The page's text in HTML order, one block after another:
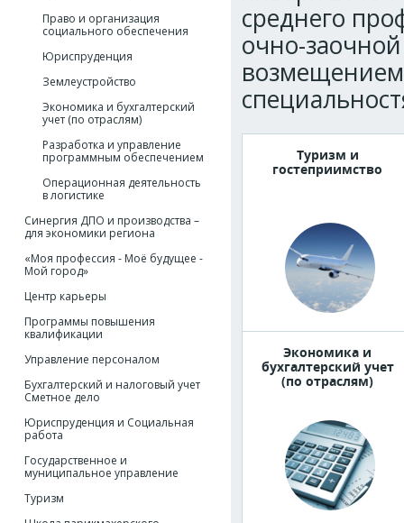
Право и организация
социального обеспечения
Юриспруденция
Землеустройство
Экономика и бухгалтерский
учет (по отраслям)
Разработка и управление
программным обеспечением
Операционная деятельность
в логистике
Синергия ДПО и производства –
для экономики региона
«Моя профессия - Моё будущее -
Мой город»
Центр карьеры
Программы повышения
квалификации
Управление персоналом
Бухгалтерский и налоговый учет
Сметное дело
Юриспруденция и Социальная
работа
Государственное и
муниципальное управление
Туризм
среднего
очно-
Туризм и
гостеприимство
Экономика и
бухгалтерский учет
(по отраслям)